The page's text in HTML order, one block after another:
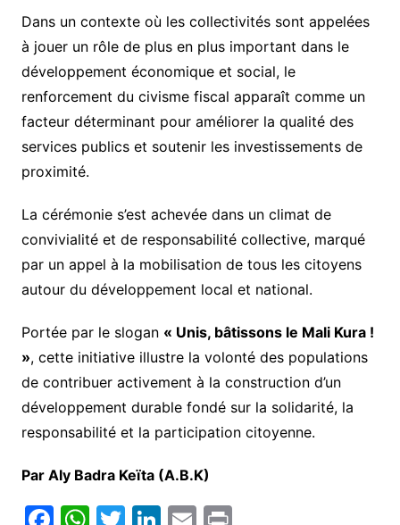
Dans un contexte où les collectivités sont appelées
à jouer un rôle de plus en plus important dans le
développement économique et social, le
renforcement du civisme fiscal apparaît comme un
facteur déterminant pour améliorer la qualité des
services publics et soutenir les investissements de
proximité.
La cérémonie s’est achevée dans un climat de
convivialité et de responsabilité collective, marqué
par un appel à la mobilisation de tous les citoyens
autour du développement local et national.
Portée par le slogan « Unis, bâtissons le Mali Kura !
», cette initiative illustre la volonté des populations
de contribuer activement à la construction d’un
développement durable fondé sur la solidarité, la
responsabilité et la participation citoyenne.
Par Aly Badra Keïta (A.B.K)